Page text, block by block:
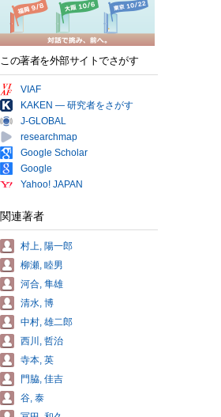
この著者を外部サイトでさがす
VIAF
KAKEN — 研究者をさがす
J-GLOBAL
researchmap
Google Scholar
Google
Yahoo! JAPAN
関連著者
村上, 陽一郎
柳瀬, 睦男
河合, 隼雄
清水, 博
中村, 雄二郎
西川, 哲治
寺本, 英
門脇, 佳吉
谷, 泰